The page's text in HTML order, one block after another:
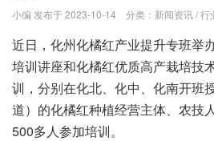
小编 发布于 2023-10-14 分类： 新闻资讯/行
近日，化州化橘红产业提升专班举
培训讲座和化橘红优质高产栽培技
训，分别在化北、化中、化南开班
道）的化橘红种植经营主体、农技
500多人参加培训。